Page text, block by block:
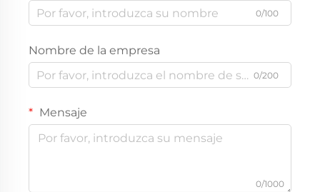
0/100
Nombre de la empresa
0/200
Mensaje
0/1000